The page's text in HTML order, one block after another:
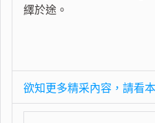
繹於途。
欲知更多精采內容，請看